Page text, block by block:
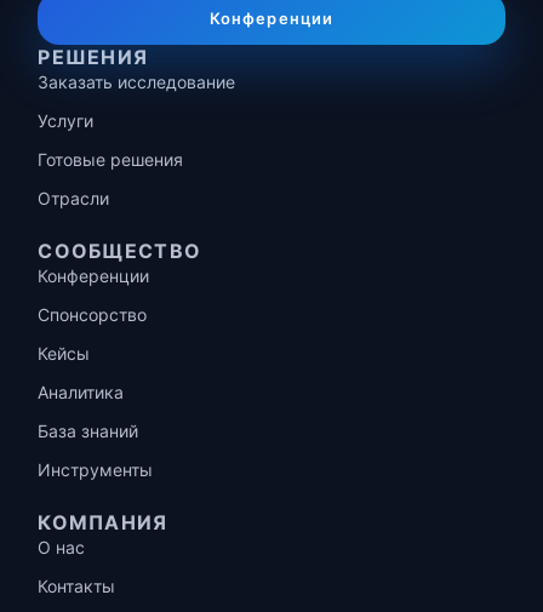
Конференции
РЕШЕНИЯ
Заказать исследование
Услуги
Готовые решения
Отрасли
СООБЩЕСТВО
Конференции
Спонсорство
Кейсы
Аналитика
База знаний
Инструменты
КОМПАНИЯ
О нас
Контакты